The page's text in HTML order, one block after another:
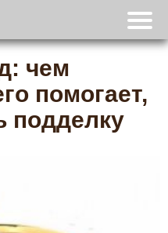
чем
помогает,
подделку